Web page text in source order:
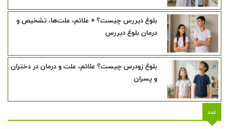
بلوغ دیررس چیست؟ + علائم، علت‌ها، تشخیص و
درمان بلوغ دیررس
بلوغ زودرس چیست؟ علائم، علت و درمان در دختران
و پسران
غدد